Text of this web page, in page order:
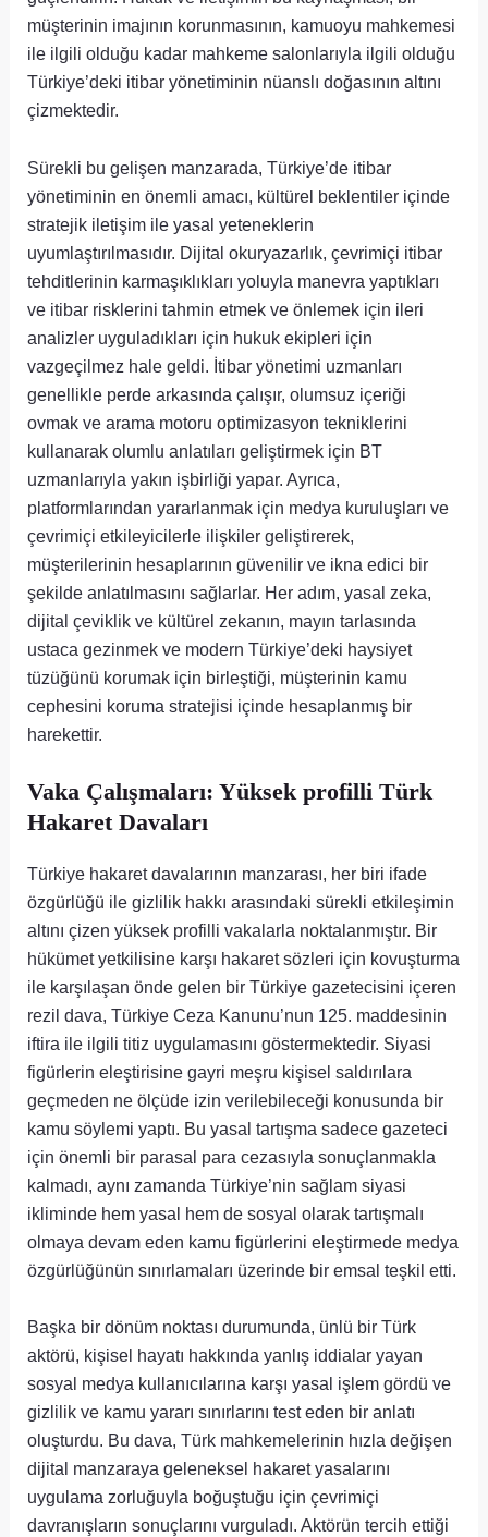
müşterinin imajının korunmasının, kamuoyu mahkemesi
ile ilgili olduğu kadar mahkeme salonlarıyla ilgili olduğu
Türkiye’deki itibar yönetiminin nüanslı doğasının altını
çizmektedir.
Sürekli bu gelişen manzarada, Türkiye’de itibar
yönetiminin en önemli amacı, kültürel beklentiler içinde
stratejik iletişim ile yasal yeteneklerin
uyumlaştırılmasıdır. Dijital okuryazarlık, çevrimiçi itibar
tehditlerinin karmaşıklıkları yoluyla manevra yaptıkları
ve itibar risklerini tahmin etmek ve önlemek için ileri
analizler uyguladıkları için hukuk ekipleri için
vazgeçilmez hale geldi. İtibar yönetimi uzmanları
genellikle perde arkasında çalışır, olumsuz içeriği
ovmak ve arama motoru optimizasyon tekniklerini
kullanarak olumlu anlatıları geliştirmek için BT
uzmanlarıyla yakın işbirliği yapar. Ayrıca,
platformlarından yararlanmak için medya kuruluşları ve
çevrimiçi etkileyicilerle ilişkiler geliştirerek,
müşterilerinin hesaplarının güvenilir ve ikna edici bir
şekilde anlatılmasını sağlarlar. Her adım, yasal zeka,
dijital çeviklik ve kültürel zekanın, mayın tarlasında
ustaca gezinmek ve modern Türkiye’deki haysiyet
tüzüğünü korumak için birleştiği, müşterinin kamu
cephesini koruma stratejisi içinde hesaplanmış bir
harekettir.
Vaka Çalışmaları: Yüksek profilli Türk
Hakaret Davaları
Türkiye hakaret davalarının manzarası, her biri ifade
özgürlüğü ile gizlilik hakkı arasındaki sürekli etkileşimin
altını çizen yüksek profilli vakalarla noktalanmıştır. Bir
hükümet yetkilisine karşı hakaret sözleri için kovuşturma
ile karşılaşan önde gelen bir Türkiye gazetecisini içeren
rezil dava, Türkiye Ceza Kanunu’nun 125. maddesinin
iftira ile ilgili titiz uygulamasını göstermektedir. Siyasi
figürlerin eleştirisine gayri meşru kişisel saldırılara
geçmeden ne ölçüde izin verilebileceği konusunda bir
kamu söylemi yaptı. Bu yasal tartışma sadece gazeteci
için önemli bir parasal para cezasıyla sonuçlanmakla
kalmadı, aynı zamanda Türkiye’nin sağlam siyasi
ikliminde hem yasal hem de sosyal olarak tartışmalı
olmaya devam eden kamu figürlerini eleştirmede medya
özgürlüğünün sınırlamaları üzerinde bir emsal teşkil etti.
Başka bir dönüm noktası durumunda, ünlü bir Türk
aktörü, kişisel hayatı hakkında yanlış iddialar yayan
sosyal medya kullanıcılarına karşı yasal işlem gördü ve
gizlilik ve kamu yararı sınırlarını test eden bir anlatı
oluşturdu. Bu dava, Türk mahkemelerinin hızla değişen
dijital manzaraya geleneksel hakaret yasalarını
uygulama zorluğuyla boğuştuğu için çevrimiçi
davranışların sonuçlarını vurguladı. Aktörün tercih ettiği